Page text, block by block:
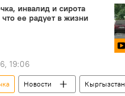
помощь
благотворительность
инвалид и сирота
что ее радует в жизни
19:06
Новости
Кыргызстан